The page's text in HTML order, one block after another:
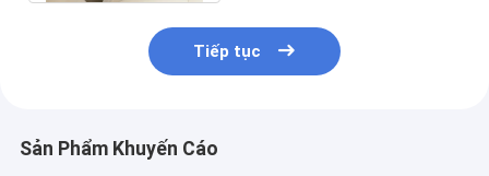
Tiếp tục
Sản Phẩm Khuyến Cáo